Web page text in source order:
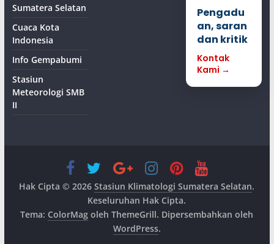
Sumatera Selatan
Cuaca Kota
Indonesia
Info Gempabumi
Stasiun
Meteorologi SMB
II
Pengadu
an, saran
dan kritik
Kontak
Kami →
Hak Cipta © 2026Stasiun Klimatologi Sumatera Selatan.
Keseluruhan Hak Cipta.
Tema: ColorMag oleh ThemeGrill. Dipersembahkan oleh
WordPress.